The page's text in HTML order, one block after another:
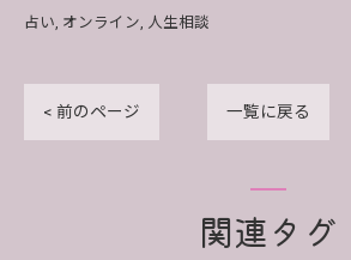
占い オンライン 人生相談
< 前のページ 一覧に戻る
関連タグ